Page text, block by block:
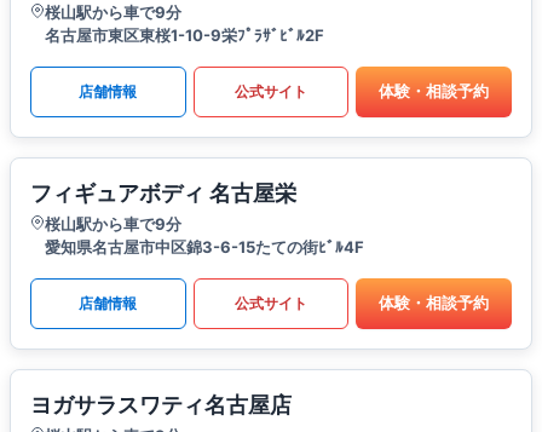
桜山駅から車で9分
名古屋市東区東桜1-10-9栄ﾌﾟﾗｻﾞﾋﾞﾙ2F
店舗情報 公式サイト 体験・相談予約
フィギュアボディ 名古屋栄
桜山駅から車で9分
愛知県名古屋市中区錦3-6-15たての街ﾋﾞﾙ4F
店舗情報 公式サイト 体験・相談予約
ヨガサラスワティ名古屋店